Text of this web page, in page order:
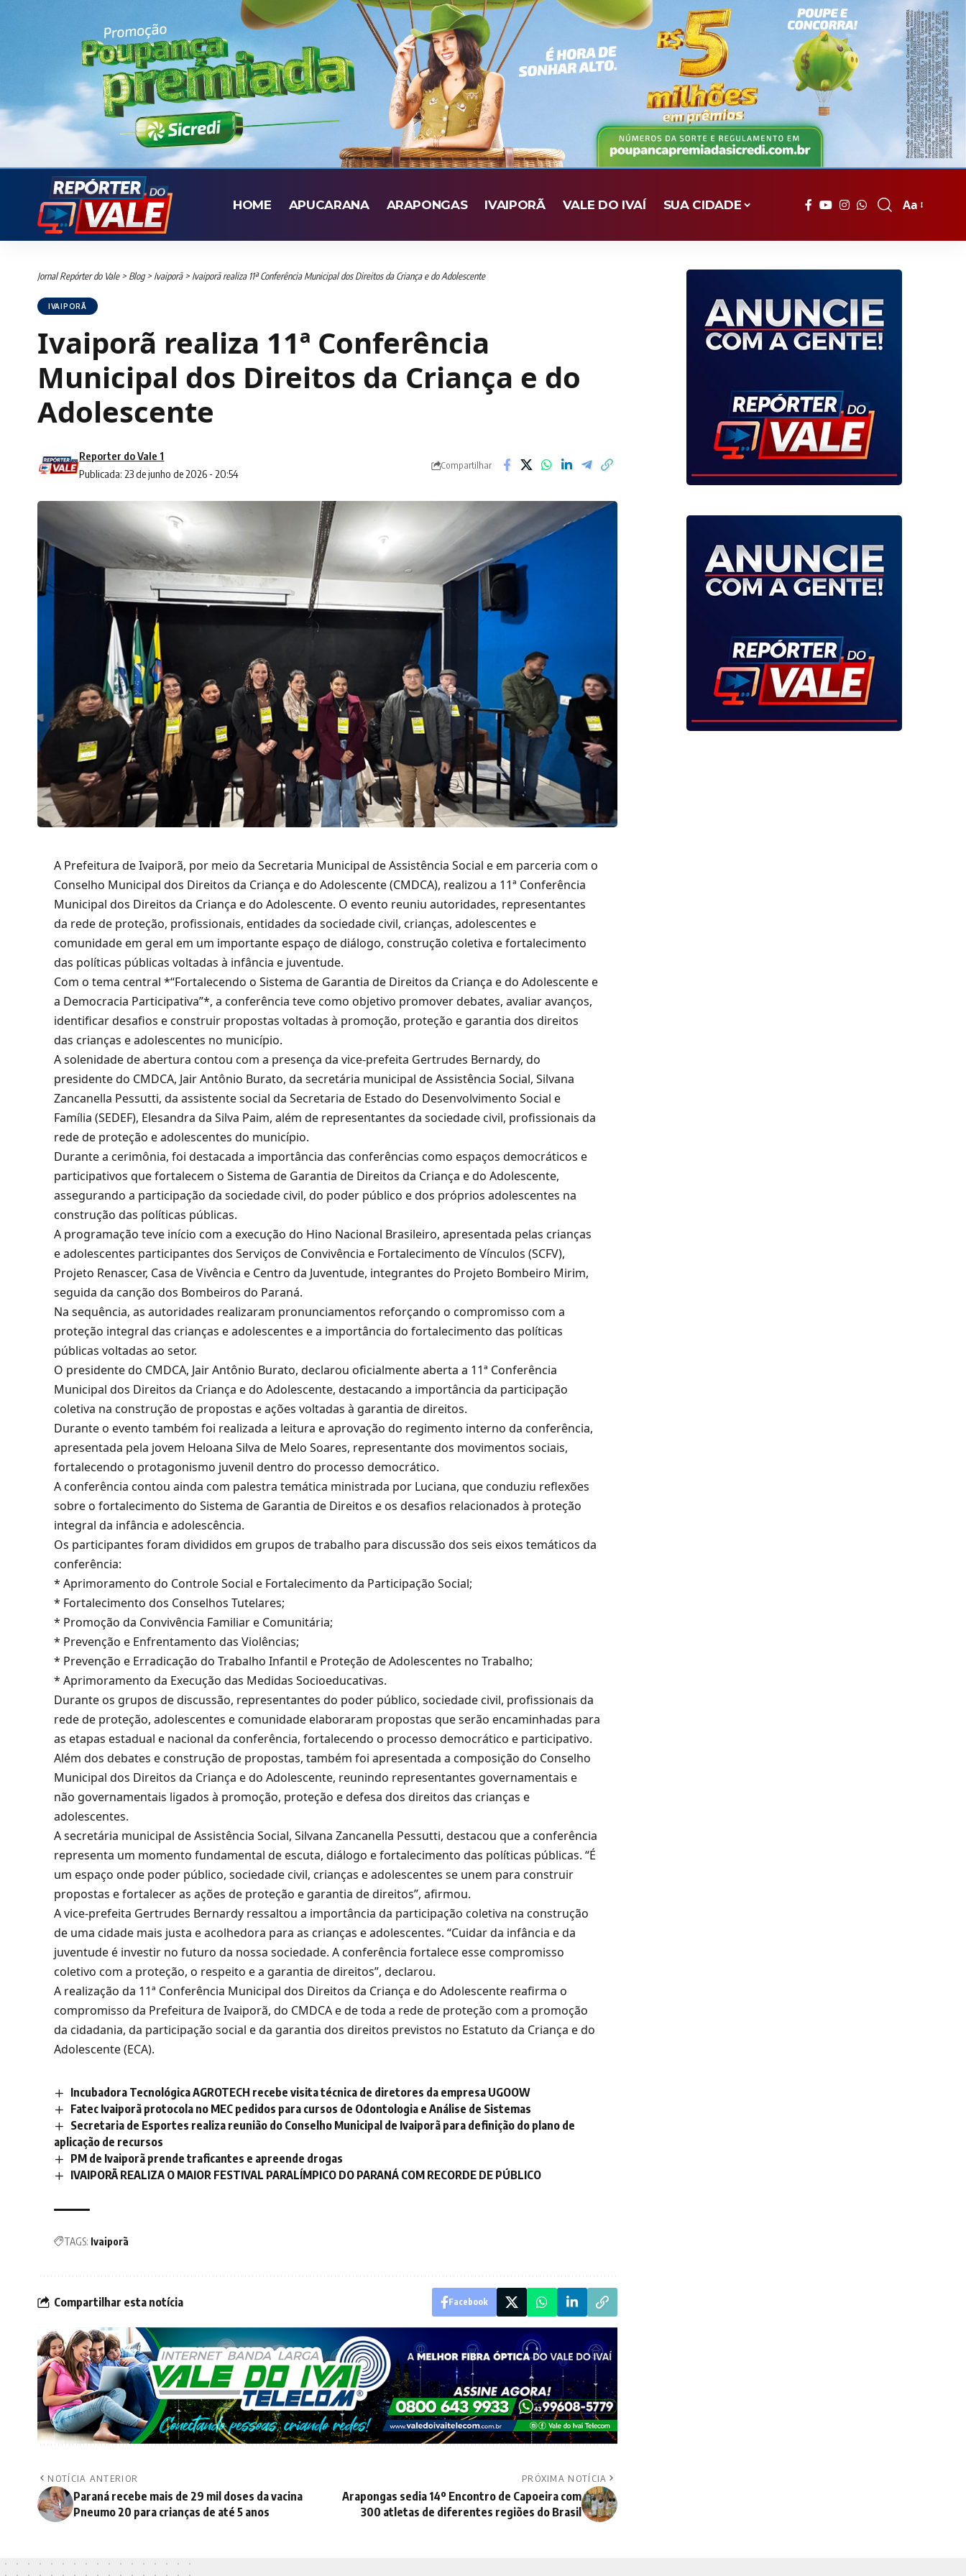
HOME APUCARANA ARAPONGAS IVAIPORÃ VALE DO IVAÍ SUA CIDADE
Font
Aa
Jornal Repórter do Vale> Blog> Ivaiporã> Ivaiporã realiza 11ª Conferência Municipal dos Direitos da Criança e do Adolescente
IVAIPORÃ
Ivaiporã realiza 11ª Conferência
Municipal dos Direitos da Criança e do
Adolescente
Publicada: 23 de junho de 2026 - 20:54
Reporter do Vale 1
Compartilhar
A Prefeitura de Ivaiporã, por meio da Secretaria Municipal de Assistência Social e em parceria com o
Conselho Municipal dos Direitos da Criança e do Adolescente (CMDCA), realizou a 11ª Conferência
Municipal dos Direitos da Criança e do Adolescente. O evento reuniu autoridades, representantes
da rede de proteção, profissionais, entidades da sociedade civil, crianças, adolescentes e
comunidade em geral em um importante espaço de diálogo, construção coletiva e fortalecimento
das políticas públicas voltadas à infância e juventude.
Com o tema central *“Fortalecendo o Sistema de Garantia de Direitos da Criança e do Adolescente e
a Democracia Participativa”*, a conferência teve como objetivo promover debates, avaliar avanços,
identificar desafios e construir propostas voltadas à promoção, proteção e garantia dos direitos
das crianças e adolescentes no município.
A solenidade de abertura contou com a presença da vice-prefeita Gertrudes Bernardy, do
presidente do CMDCA, Jair Antônio Burato, da secretária municipal de Assistência Social, Silvana
Zancanella Pessutti, da assistente social da Secretaria de Estado do Desenvolvimento Social e
Família (SEDEF), Elesandra da Silva Paim, além de representantes da sociedade civil, profissionais da
rede de proteção e adolescentes do município.
Durante a cerimônia, foi destacada a importância das conferências como espaços democráticos e
participativos que fortalecem o Sistema de Garantia de Direitos da Criança e do Adolescente,
assegurando a participação da sociedade civil, do poder público e dos próprios adolescentes na
construção das políticas públicas.
A programação teve início com a execução do Hino Nacional Brasileiro, apresentada pelas crianças
e adolescentes participantes dos Serviços de Convivência e Fortalecimento de Vínculos (SCFV),
Projeto Renascer, Casa de Vivência e Centro da Juventude, integrantes do Projeto Bombeiro Mirim,
seguida da canção dos Bombeiros do Paraná.
Na sequência, as autoridades realizaram pronunciamentos reforçando o compromisso com a
proteção integral das crianças e adolescentes e a importância do fortalecimento das políticas
públicas voltadas ao setor.
O presidente do CMDCA, Jair Antônio Burato, declarou oficialmente aberta a 11ª Conferência
Municipal dos Direitos da Criança e do Adolescente, destacando a importância da participação
coletiva na construção de propostas e ações voltadas à garantia de direitos.
Durante o evento também foi realizada a leitura e aprovação do regimento interno da conferência,
apresentada pela jovem Heloana Silva de Melo Soares, representante dos movimentos sociais,
fortalecendo o protagonismo juvenil dentro do processo democrático.
A conferência contou ainda com palestra temática ministrada por Luciana, que conduziu reflexões
sobre o fortalecimento do Sistema de Garantia de Direitos e os desafios relacionados à proteção
integral da infância e adolescência.
Os participantes foram divididos em grupos de trabalho para discussão dos seis eixos temáticos da
conferência:
* Aprimoramento do Controle Social e Fortalecimento da Participação Social;
* Fortalecimento dos Conselhos Tutelares;
* Promoção da Convivência Familiar e Comunitária;
* Prevenção e Enfrentamento das Violências;
* Prevenção e Erradicação do Trabalho Infantil e Proteção de Adolescentes no Trabalho;
* Aprimoramento da Execução das Medidas Socioeducativas.
Durante os grupos de discussão, representantes do poder público, sociedade civil, profissionais da
rede de proteção, adolescentes e comunidade elaboraram propostas que serão encaminhadas para
as etapas estadual e nacional da conferência, fortalecendo o processo democrático e participativo.
Além dos debates e construção de propostas, também foi apresentada a composição do Conselho
Municipal dos Direitos da Criança e do Adolescente, reunindo representantes governamentais e
não governamentais ligados à promoção, proteção e defesa dos direitos das crianças e
adolescentes.
A secretária municipal de Assistência Social, Silvana Zancanella Pessutti, destacou que a conferência
representa um momento fundamental de escuta, diálogo e fortalecimento das políticas públicas. “É
um espaço onde poder público, sociedade civil, crianças e adolescentes se unem para construir
propostas e fortalecer as ações de proteção e garantia de direitos”, afirmou.
A vice-prefeita Gertrudes Bernardy ressaltou a importância da participação coletiva na construção
de uma cidade mais justa e acolhedora para as crianças e adolescentes. “Cuidar da infância e da
juventude é investir no futuro da nossa sociedade. A conferência fortalece esse compromisso
coletivo com a proteção, o respeito e a garantia de direitos”, declarou.
A realização da 11ª Conferência Municipal dos Direitos da Criança e do Adolescente reafirma o
compromisso da Prefeitura de Ivaiporã, do CMDCA e de toda a rede de proteção com a promoção
da cidadania, da participação social e da garantia dos direitos previstos no Estatuto da Criança e do
Adolescente (ECA).
Incubadora Tecnológica AGROTECH recebe visita técnica de diretores da empresa UGOOW
Fatec Ivaiporã protocola no MEC pedidos para cursos de Odontologia e Análise de Sistemas
Secretaria de Esportes realiza reunião do Conselho Municipal de Ivaiporã para definição do plano de
aplicação de recursos
PM de Ivaiporã prende traficantes e apreende drogas
IVAIPORÃ REALIZA O MAIOR FESTIVAL PARALÍMPICO DO PARANÁ COM RECORDE DE PÚBLICO
TAGS: Ivaiporã
Compartilhar esta notícia Facebook
NOTÍCIA ANTERIOR
Paraná recebe mais de 29 mil doses da vacina
Pneumo 20 para crianças de até 5 anos
PRÓXIMA NOTÍCIA
Arapongas sedia 14º Encontro de Capoeira com
300 atletas de diferentes regiões do Brasil